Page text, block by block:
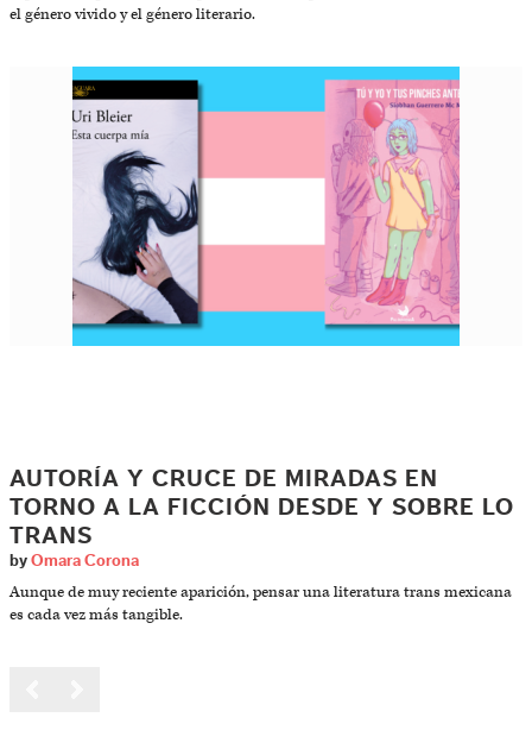
el género vivido y el género literario.
AUTORÍA Y CRUCE DE MIRADAS EN
TORNO A LA FICCIÓN DESDE Y SOBRE LO
TRANS
by Omara Corona
Aunque de muy reciente aparición, pensar una literatura trans mexicana
es cada vez más tangible.